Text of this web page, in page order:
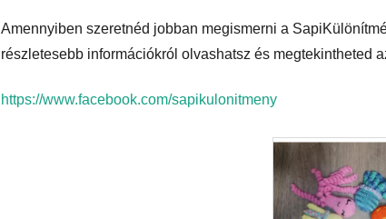
Amennyiben szeretnéd jobban megismerni a
részletesebb információkról olvashatsz és megtekintheted
https://www.facebook.com/sapikulonitmeny